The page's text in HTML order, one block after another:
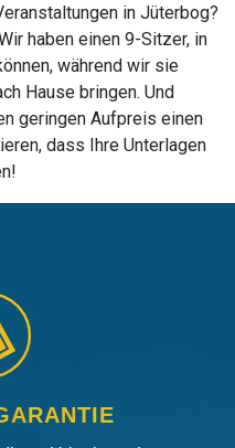
in Jüterbog?
haben einen 9-Sitzer, in
während wir sie
Hause bringen. Und
geringen Aufpreis einen
dass Ihre Unterlagen